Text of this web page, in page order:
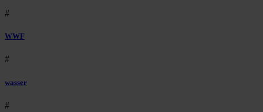
#
WWF
#
wasser
#